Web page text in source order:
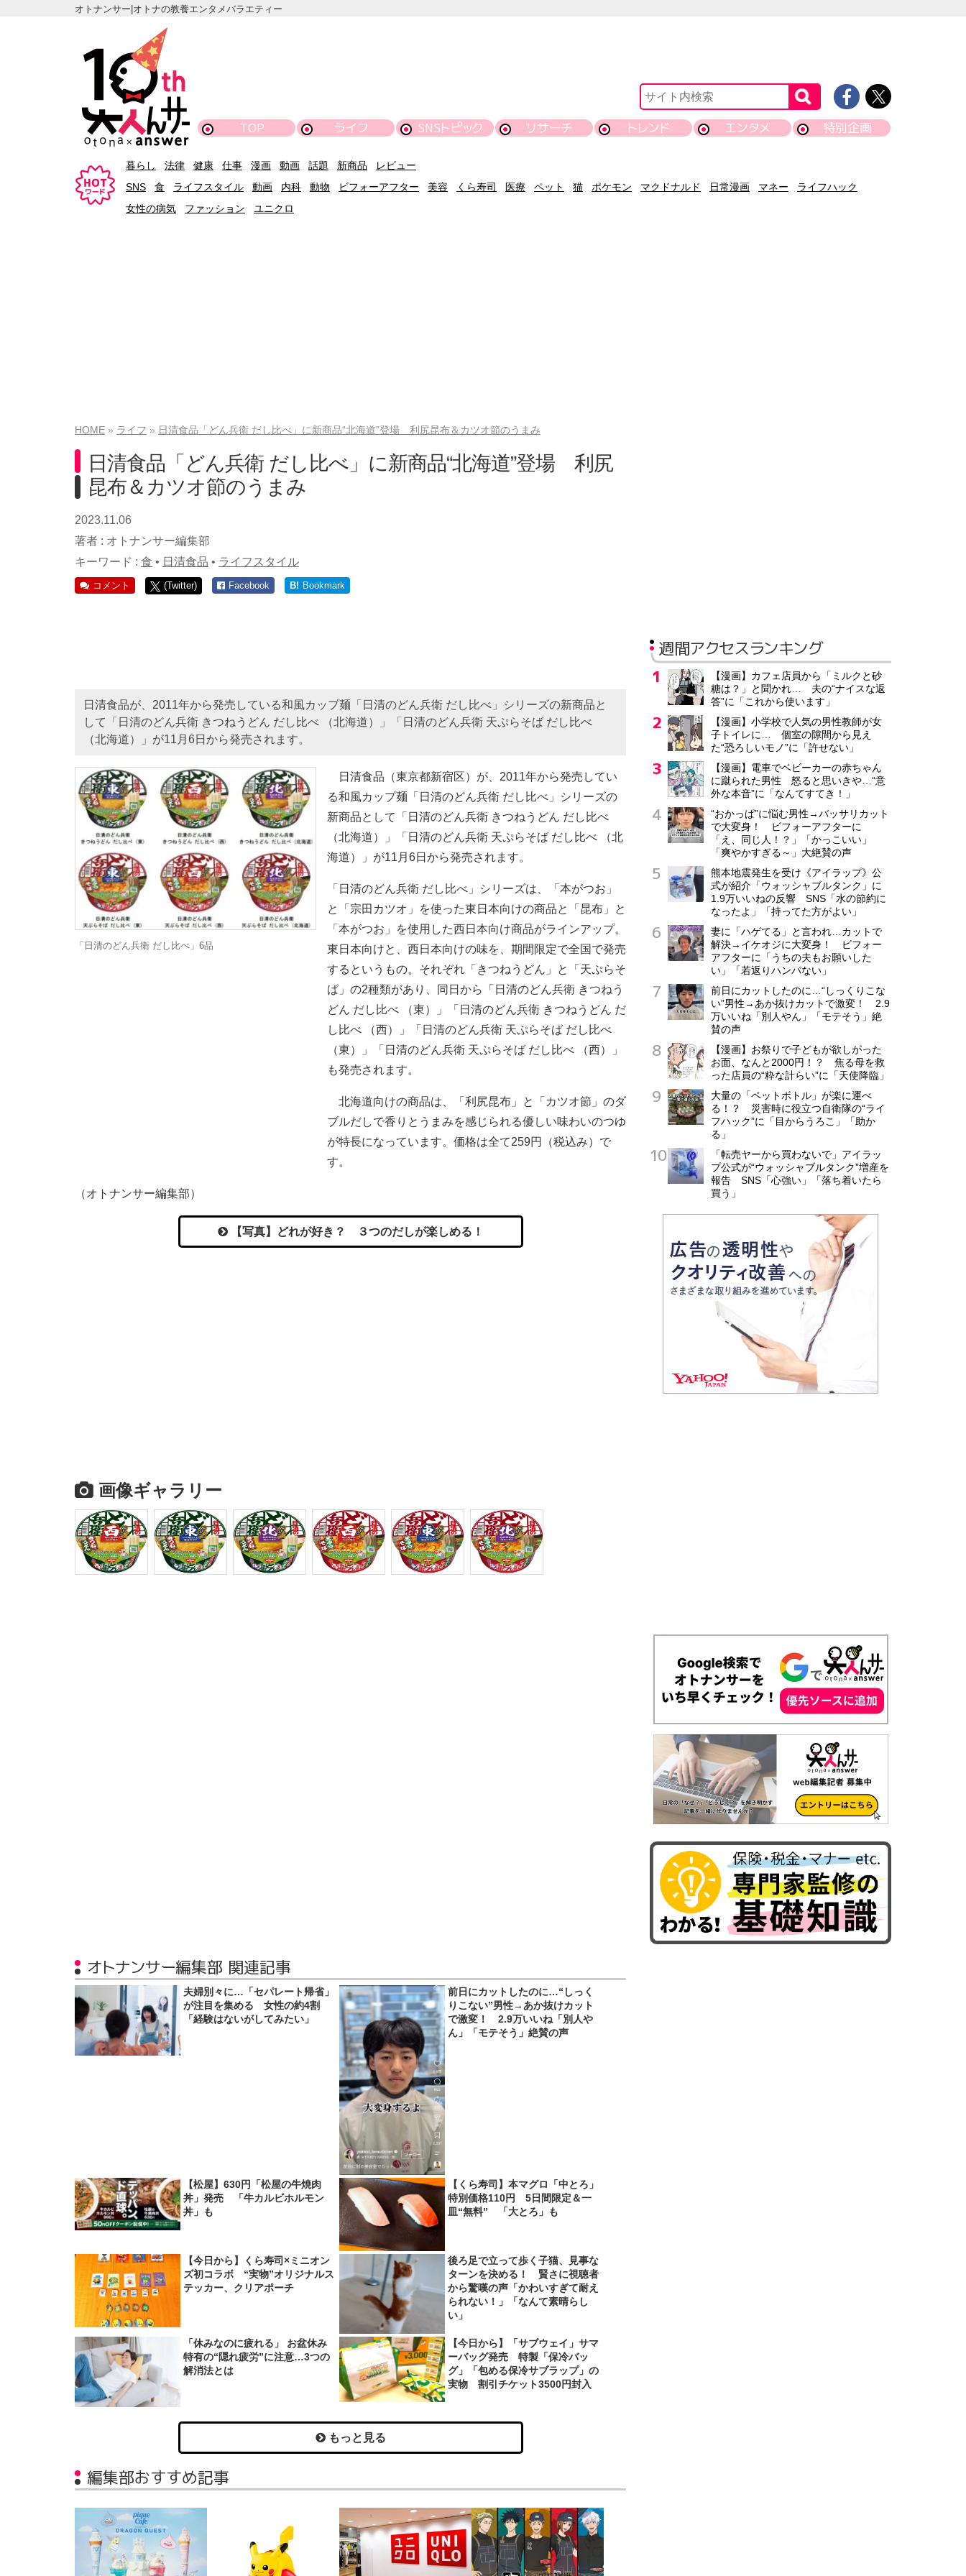
オトナンサー|オトナの教養エンタメバラエティー
TOP ライフ SNSトピック リサーチ トレンド エンタメ 特別企画
暮らし 法律 健康 仕事 漫画 動画 話題 新商品
レビュー
SNS
食 ライフスタイル 動画 内科 動物 ビフォーアフター 美容 くら寿司 医療 ペット 猫 ポケモン マクドナルド 日常漫画 マネー
ライフハック
女性の病気
ファッション ユニクロ
HOME ライフ 日清食品「どん兵衛 だし比べ」に新商品“北海道”登場 利尻昆布＆カツオ節のうまみ
日清食品「どん兵衛 だし比べ」に新商品“北海道”登場 利尻
昆布＆カツオ節のうまみ
2023.11.06
著者 : オトナンサー編集部
キーワード : 食 • 日清食品 • ライフスタイル
コメント (Twitter) Facebook B! Bookmark
日清食品が、2011年から発売している和風カップ麺「日清のどん兵衛 だし比べ」シリーズの新商品と
して「日清のどん兵衛 きつねうどん だし比べ （北海道）」「日清のどん兵衛 天ぷらそば だし比べ
（北海道）」が11月6日から発売されます。
「日清のどん兵衛 だし比べ」6品
日清食品（東京都新宿区）が、2011年から発売してい
る和風カップ麺「日清のどん兵衛 だし比べ」シリーズの
新商品として「日清のどん兵衛 きつねうどん だし比べ
（北海道）」「日清のどん兵衛 天ぷらそば だし比べ （北
海道）」が11月6日から発売されます。
「日清のどん兵衛 だし比べ」シリーズは、「本がつお」
と「宗田カツオ」を使った東日本向けの商品と「昆布」と
「本がつお」を使用した西日本向け商品がラインアップ。
東日本向けと、西日本向けの味を、期間限定で全国で発売
するというもの。それぞれ「きつねうどん」と「天ぷらそ
ば」の2種類があり、同日から「日清のどん兵衛 きつねう
どん だし比べ （東）」「日清のどん兵衛 きつねうどん だ
し比べ （西）」「日清のどん兵衛 天ぷらそば だし比べ
（東）」「日清のどん兵衛 天ぷらそば だし比べ （西）」
も発売されます。
北海道向けの商品は、「利尻昆布」と「カツオ節」のダ
ブルだしで香りとうまみを感じられる優しい味わいのつゆ
が特長になっています。価格は全て259円（税込み）で
す。
（オトナンサー編集部）
【写真】どれが好き？ ３つのだしが楽しめる！
画像ギャラリー
オトナンサー編集部 関連記事
夫婦別々に…「セパレート帰省」
が注目を集める 女性の約4割
「経験はないがしてみたい」
前日にカットしたのに…“しっく
りこない”男性→あか抜けカット
で激変！ 2.9万いいね「別人や
ん」「モテそう」絶賛の声
【松屋】630円「松屋の牛焼肉
丼」発売 「牛カルビホルモン
丼」も
【くら寿司】本マグロ「中とろ」
特別価格110円 5日間限定＆一
皿“無料” 「大とろ」も
【今日から】くら寿司×ミニオン
ズ初コラボ “実物”オリジナルス
テッカー、クリアポーチ
後ろ足で立って歩く子猫、見事な
ターンを決める！ 賢さに視聴者
から驚嘆の声「かわいすぎて耐え
られない！」「なんて素晴らし
い」
「休みなのに疲れる」 お盆休み
特有の“隠れ疲労”に注意…3つの
解消法とは
【今日から】「サブウェイ」サマ
ーバッグ発売 特製「保冷バッ
グ」「包める保冷サブラップ」の
実物 割引チケット3500円封入
もっと見る
編集部おすすめ記事
週間アクセスランキング
【漫画】カフェ店員から「ミルクと砂
糖は？」と聞かれ… 夫の“ナイスな返
答”に「これから使います」
【漫画】小学校で人気の男性教師が女
子トイレに… 個室の隙間から見え
た“恐ろしいモノ”に「許せない」
【漫画】電車でベビーカーの赤ちゃん
に蹴られた男性 怒ると思いきや…“意
外な本音”に「なんてすてき！」
“おかっぱ”に悩む男性→バッサリカット
で大変身！ ビフォーアフターに
「え、同じ人！？」「かっこいい」
「爽やかすぎる～」大絶賛の声
熊本地震発生を受け《アイラップ》公
式が紹介「ウォッシャブルタンク」に
1.9万いいねの反響 SNS「水の節約に
なったよ」「持ってた方がよい」
妻に「ハゲてる」と言われ…カットで
解決→イケオジに大変身！ ビフォー
アフターに「うちの夫もお願いした
い」「若返りハンパない」
前日にカットしたのに…“しっくりこな
い”男性→あか抜けカットで激変！ 2.9
万いいね「別人やん」「モテそう」絶
賛の声
【漫画】お祭りで子どもが欲しがった
お面、なんと2000円！？ 焦る母を救
った店員の“粋な計らい”に「天使降臨」
大量の「ペットボトル」が楽に運べ
る！？ 災害時に役立つ自衛隊の“ライ
フハック”に「目からうろこ」「助か
る」
「転売ヤーから買わないで」アイラッ
プ公式が“ウォッシャブルタンク”増産を
報告 SNS「心強い」「落ち着いたら
買う」